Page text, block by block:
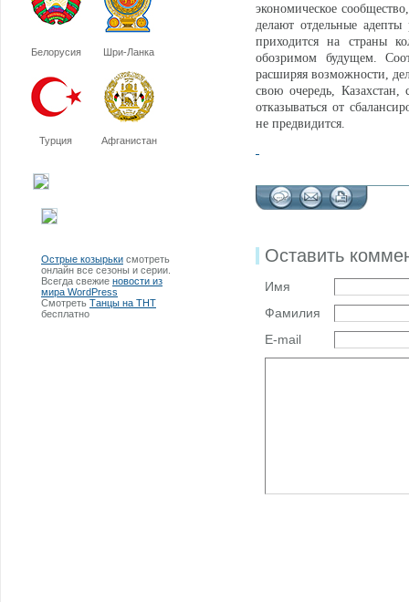
Белорусия Шри-Ланка
Турция Афганистан
Острые козырьки смотреть
онлайн все сезоны и серии.
Всегда свежие новости из
мира WordPress
Смотреть Танцы на ТНТ
бесплатно
экономическое
делают отдельные
приходится на страны
обозримом будущем.
расширяя возможности,
свою очередь,
отказываться от
не предвидится.
Оставить
Имя
Фамилия
E-mail